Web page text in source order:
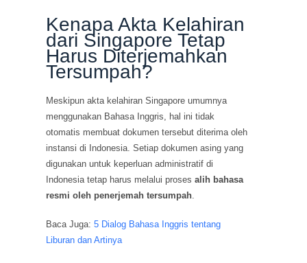
Kenapa Akta Kelahiran
dari Singapore Tetap
Harus Diterjemahkan
Tersumpah?
Meskipun akta kelahiran Singapore umumnya
menggunakan Bahasa Inggris, hal ini tidak
otomatis membuat dokumen tersebut diterima oleh
instansi di Indonesia. Setiap dokumen asing yang
digunakan untuk keperluan administratif di
Indonesia tetap harus melalui prosesalih bahasa
resmi oleh penerjemah tersumpah
Baca Juga:5 Dialog Bahasa Inggris tentang
Liburan dan Artinya